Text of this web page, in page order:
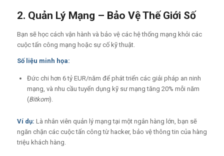
2. Quản Lý Mạng – Bảo Vệ Thế Giới Số
Bạn sẽ học cách vận hành và bảo vệ các hệ thống mạng khỏi các
cuộc tấn công mạng hoặc sự cố kỹ thuật.
Số liệu minh họa:
Đức chi hơn 6 tỷ EUR/năm để phát triển các giải pháp an ninh
mạng, và nhu cầu tuyển dụng kỹ sư mạng tăng 20% mỗi năm
(Bitkom).
Ví dụ: Là nhân viên quản lý mạng tại một ngân hàng lớn, bạn sẽ
ngăn chặn các cuộc tấn công từ hacker, bảo vệ thông tin của hàng
triệu khách hàng.